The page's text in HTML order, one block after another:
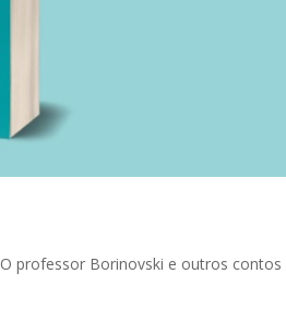
O professor Borinovski e outros contos